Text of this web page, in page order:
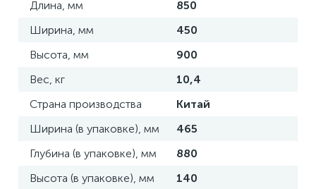
Длина, мм
850
Ширина, мм
450
Высота, мм
900
Вес, кг
10,4
Страна производства
Китай
Ширина (в упаковке), мм
465
Глубина (в упаковке), мм
880
Высота (в упаковке), мм
140